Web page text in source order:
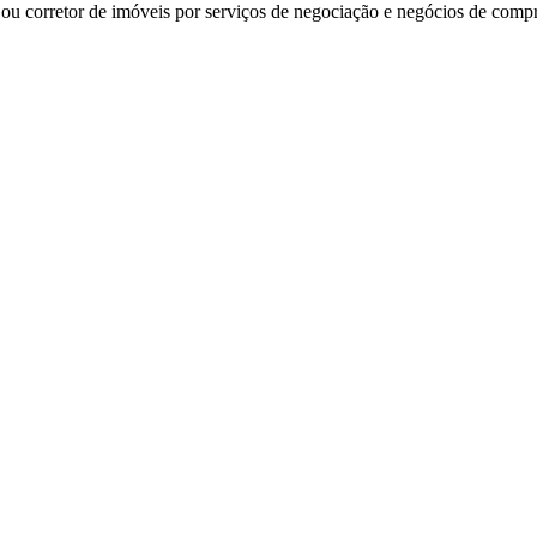
corretor de imóveis por serviços de negociação e negócios de